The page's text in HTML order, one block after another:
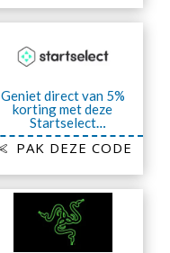
Geniet direct van 5%
korting met deze
Startselect
kortingscode
PAK DEZE CODE